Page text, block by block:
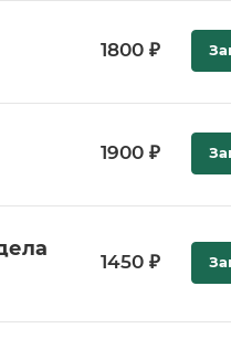
1800 ₽
1900 ₽
1450 ₽